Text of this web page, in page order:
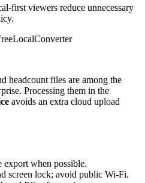
first viewers reduce unnecessary
headcount files are among the
Processing them in the
avoids an extra cloud upload
when possible.
screen lock; avoid public Wi‑Fi.